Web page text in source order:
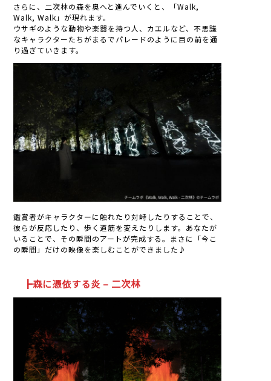
さらに、二次林の森を奥へと進んでいくと、「Walk,
Walk, Walk」が現れます。
ウサギのような動物や楽器を持つ人、カエルなど、不思議
なキャラクターたちがまるでパレードのように目の前を通
り過ぎていきます。
鑑賞者がキャラクターに触れたり対峙したりすることで、
彼らが反応したり、歩く道筋を変えたりします。あなたが
いることで、その瞬間のアートが完成する。まさに「今こ
の瞬間」だけの映像を楽しむことができました♪
┣森に憑依する炎 – 二次林